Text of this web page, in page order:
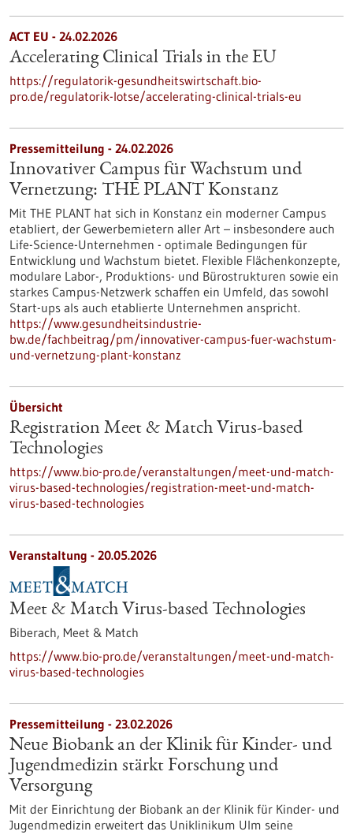
ACT EU - 24.02.2026
Accelerating Clinical Trials in the EU
https://regulatorik-gesundheitswirtschaft.bio-
pro.de/regulatorik-lotse/accelerating-clinical-trials-eu
Pressemitteilung - 24.02.2026
Innovativer Campus für Wachstum und
Vernetzung: THE PLANT Konstanz
Mit THE PLANT hat sich in Konstanz ein moderner Campus
etabliert, der Gewerbemietern aller Art – insbesondere auch
Life-Science-Unternehmen - optimale Bedingungen für
Entwicklung und Wachstum bietet. Flexible Flächenkonzepte,
modulare Labor-, Produktions- und Bürostrukturen sowie ein
starkes Campus-Netzwerk schaffen ein Umfeld, das sowohl
Start-ups als auch etablierte Unternehmen anspricht.
https://www.gesundheitsindustrie-
bw.de/fachbeitrag/pm/innovativer-campus-fuer-wachstum-
und-vernetzung-plant-konstanz
Übersicht
Registration Meet & Match Virus-based
Technologies
https://www.bio-pro.de/veranstaltungen/meet-und-match-
virus-based-technologies/registration-meet-und-match-
virus-based-technologies
Veranstaltung - 20.05.2026
Meet & Match Virus-based Technologies
Biberach, Meet & Match
https://www.bio-pro.de/veranstaltungen/meet-und-match-
virus-based-technologies
Pressemitteilung - 23.02.2026
Neue Biobank an der Klinik für Kinder-​ und
Jugendmedizin stärkt Forschung und
Versorgung
Mit der Einrichtung der Biobank an der Klinik für Kinder-​ und
Jugendmedizin erweitert das Uniklinikum Ulm seine